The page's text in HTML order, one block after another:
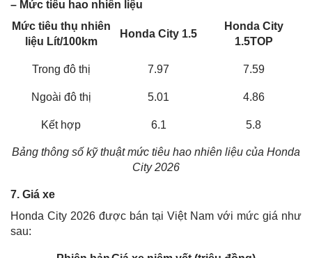
– Mức tiêu hao nhiên liệu
Mức tiêu thụ nhiên
liệu Lít/100km
Honda City 1.5
Honda City
1.5TOP
Trong đô thị 7.97 7.59
Ngoài đô thị 5.01 4.86
Kết hợp 6.1 5.8
Bảng thông số kỹ thuật mức tiêu hao nhiên liệu của Honda
City 2026
7. Giá xe
Honda City 2026 được bán tại Việt Nam với mức giá như
sau: